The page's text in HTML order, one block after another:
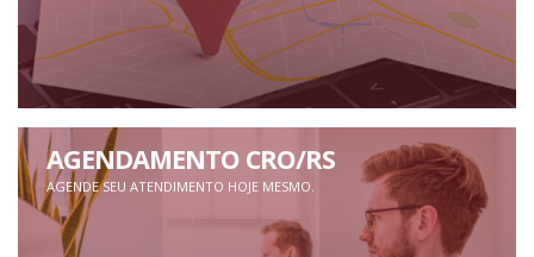
AGENDAMENTO CRO/RS
AGENDE SEU ATENDIMENTO HOJE MESMO.